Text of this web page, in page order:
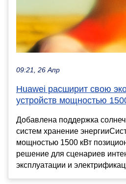
09:21, 26 Апр
Huawei расширит свою
устройств мощностью
Добавлена поддержка
систем хранение
мощностью 1500 кВт
решение для сценариев
эксплуатации и